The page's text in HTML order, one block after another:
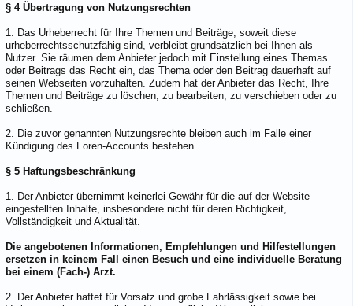
§ 4 Übertragung von Nutzungsrechten
1. Das Urheberrecht für Ihre Themen und Beiträge, soweit diese
urheberrechtsschutzfähig sind, verbleibt grundsätzlich bei Ihnen als
Nutzer. Sie räumen dem Anbieter jedoch mit Einstellung eines Themas
oder Beitrags das Recht ein, das Thema oder den Beitrag dauerhaft auf
seinen Webseiten vorzuhalten. Zudem hat der Anbieter das Recht, Ihre
Themen und Beiträge zu löschen, zu bearbeiten, zu verschieben oder zu
schließen.
2. Die zuvor genannten Nutzungsrechte bleiben auch im Falle einer
Kündigung des Foren-Accounts bestehen.
§ 5 Haftungsbeschränkung
1. Der Anbieter übernimmt keinerlei Gewähr für die auf der Website
eingestellten Inhalte, insbesondere nicht für deren Richtigkeit,
Vollständigkeit und Aktualität.
Die angebotenen Informationen, Empfehlungen und Hilfestellungen
ersetzen in keinem Fall einen Besuch und eine individuelle Beratung
bei einem (Fach-) Arzt.
2. Der Anbieter haftet für Vorsatz und grobe Fahrlässigkeit sowie bei